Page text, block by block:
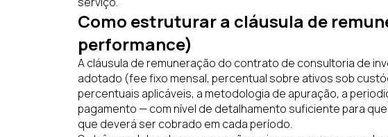
Como estruturar a cláusula de
performance)
A cláusula de remuneração do contrato de consultoria de
adotado (fee fixo mensal, percentual sobre ativos sob
percentuais aplicáveis, a metodologia de apuração, a
pagamento — com nível de detalhamento suficiente para
que deverá ser cobrado em cada período.